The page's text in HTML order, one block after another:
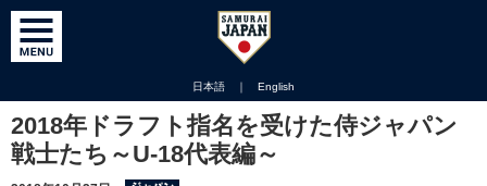
日本語 ｜ English
2018年ドラフト指名を受けた侍ジャパン
戦士たち～U-18代表編～